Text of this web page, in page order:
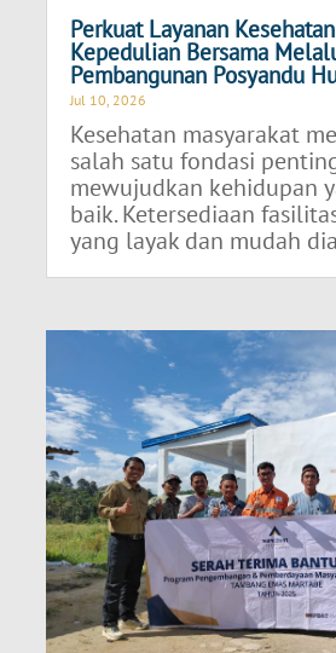
Perkuat Layanan
Kepedulian Bersama
Pembangunan Posyandu
Jul 10, 2026
Kesehatan masyarakat
salah satu fondasi
mewujudkan kehidupan
baik. Ketersediaan
yang layak dan mudah